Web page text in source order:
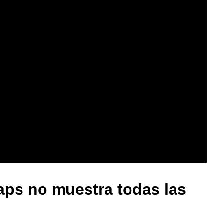
no muestra todas las